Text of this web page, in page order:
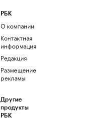
РБК
О компании
Контактная
информация
Редакция
Размещение
рекламы
Другие
продукты
РБК